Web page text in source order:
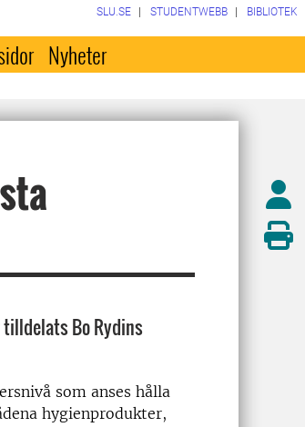
SLU.SE STUDENTWEBB BIBLIOTEK
Nyheter
tilldelats Bo Rydins
som anses hålla
hygienprodukter,